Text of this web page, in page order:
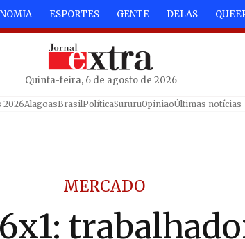
ESPORTES GENTE DELAS
Quinta-feira, 6 de agosto de 2026
2026AlagoasBrasilPolíticaSururuOpiniãoÚltimas notícias
MERCADO